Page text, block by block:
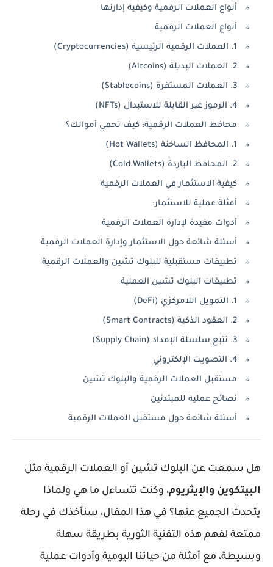
أنواع العملات الرقمية وكيفية إدارتها
أنواع العملات الرقمية
1. العملات الرقمية الرئيسية (Cryptocurrencies)
2. العملات البديلة (Altcoins)
3. العملات المستقرة (Stablecoins)
4. الرموز غير القابلة للاستبدال (NFTs)
محافظ العملات الرقمية: كيف تحمي أموالك؟
1. المحافظ الساخنة (Hot Wallets)
2. المحافظ الباردة (Cold Wallets)
كيفية الاستثمار في العملات الرقمية
أمثلة عملية للاستثمار:
أدوات مفيدة لإدارة العملات الرقمية
أسئلة شائعة حول الاستثمار وإدارة العملات الرقمية
تطبيقات مستقبلية للبلوك تشين والعملات الرقمية
تطبيقات البلوك تشين العملية
1. التمويل اللامركزي (DeFi)
2. العقود الذكية (Smart Contracts)
3. تتبع سلسلة الإمداد (Supply Chain)
4. التصويت الإلكتروني
مستقبل العملات الرقمية والبلوك تشين
نصائح عملية للمبتدئين
أسئلة شائعة حول مستقبل العملات الرقمية
هل سمعت عن البلوك تشين أو العملات الرقمية مثل
البيتكوين والإيثريوم، وكنت تتساءل ما هي ولماذا
يتحدث الجميع عنها؟ في هذا المقال، سنأخذك في رحلة
ممتعة لفهم هذه التقنية الثورية بطريقة سهلة
وبسيطة، مع أمثلة من حياتنا اليومية وأدوات عملية